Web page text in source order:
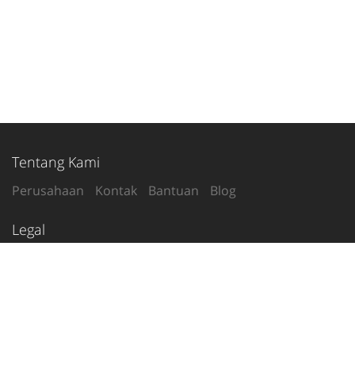
Tentang Kami
Perusahaan Kontak Bantuan Blog
Legal